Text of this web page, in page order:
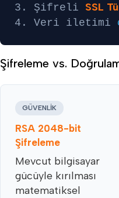
3. Şifreli SSL
4. Veri iletimi
Şifreleme vs.
GÜVENLIK
RSA 2048-bit
Şifreleme
Mevcut bilgisayar
gücüyle kırılması
matematiksel